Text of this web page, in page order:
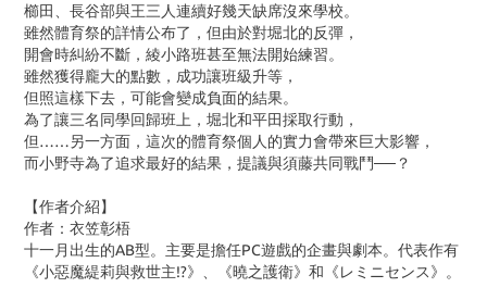
櫛田、長谷部與王三人連續好幾天缺席沒來學校。
雖然體育祭的詳情公布了，但由於對堀北的反彈，
開會時糾紛不斷，綾小路班甚至無法開始練習。
雖然獲得龐大的點數，成功讓班級升等，
但照這樣下去，可能會變成負面的結果。
為了讓三名同學回歸班上，堀北和平田採取行動，
但……另一方面，這次的體育祭個人的實力會帶來巨大影響，
而小野寺為了追求最好的結果，提議與須藤共同戰鬥──？
【作者介紹】
作者：衣笠彰梧
十一月出生的AB型。主要是擔任PC遊戲的企畫與劇本。代表作有
《小惡魔緹莉與救世主!?》、《曉之護衛》和《レミニセンス》。